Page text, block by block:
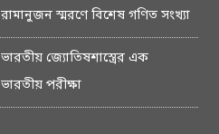
রামানুজন স্মরণে বিশেষ গণিত সংখ্যা
ভারতীয় জ্যোতিষশাস্ত্রের এক
ভারতীয় পরীক্ষা